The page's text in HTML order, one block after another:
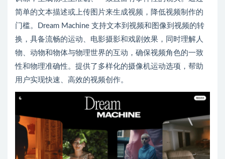
简单的文本描述或上传图片来生成视频，降低视频制作的
门槛。Dream Machine 支持文本到视频和图像到视频的转
换，具备流畅的运动、电影摄影和戏剧效果，同时理解人
物、动物和物体与物理世界的互动，确保视频角色的一致
性和物理准确性。提供了多样化的摄像机运动选项，帮助
用户实现快速、高效的视频创作。